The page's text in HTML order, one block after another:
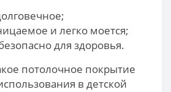
и легко моется;
для здоровья.
потолочное покрытие
в детской